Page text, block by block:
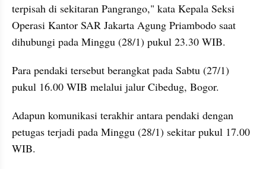
terpisah di sekitaran Pangrango," kata Kepala Seksi
Operasi Kantor SAR Jakarta Agung Priambodo saat
dihubungi pada Minggu (28/1) pukul 23.30 WIB.
Para pendaki tersebut berangkat pada Sabtu (27/1)
pukul 16.00 WIB melalui jalur Cibedug, Bogor.
Adapun komunikasi terakhir antara pendaki dengan
petugas terjadi pada Minggu (28/1) sekitar pukul 17.00
WIB.